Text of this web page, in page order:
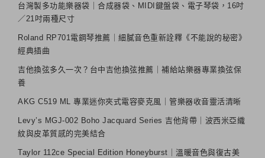
台灣製多功能樂器袋｜合成器袋、MIDI鍵盤袋、電子琴袋，16吋
／21吋兩種尺寸
Roland RP701電鋼琴推薦｜細膩音色重新詮釋《不能說的秘密》
經典插曲
吉他換弦多久一次？台中吉他換弦推薦｜補給站樂器專業換弦保
養
AKG C519 ML 專業迷你夾式電容麥克風｜管樂器收音靈活清晰
Levy’s MGJ-002 Boho Jacquard Series 吉他背帶｜波西米亞織
紋與皮革質感的完美結合
Taylor 112ce Special Edition Honeyburst｜溫暖音色與復古美